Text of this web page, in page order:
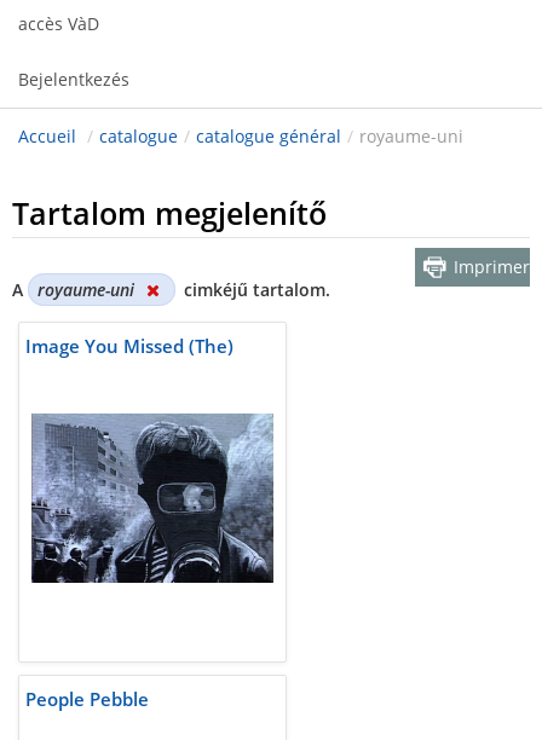
accès VàD
Bejelentkezés
Accueil / catalogue / catalogue général / royaume-uni
Tartalom megjelenítő
A royaume-uni cimkéjű tartalom.
Imprimer
Image You Missed (The)
People Pebble